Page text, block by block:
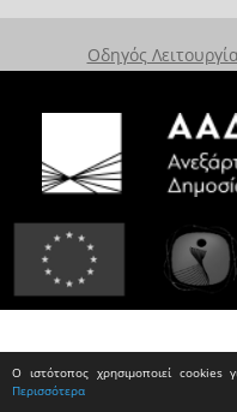
Ο ιστότοπος χρησιμοποιεί cookies
Περισσότερα
Οδηγός